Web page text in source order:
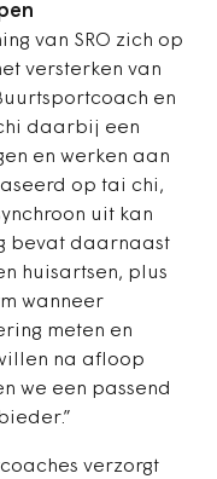
van SRO zich op
versterken van
en
daarbij een
en werken aan
op tai chi,
uit kan
bevat daarnaast
huisartsen, plus
wanneer
meten en
na afloop
we een passend
verzorgt